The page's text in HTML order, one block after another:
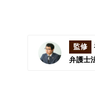
監修
弁護士